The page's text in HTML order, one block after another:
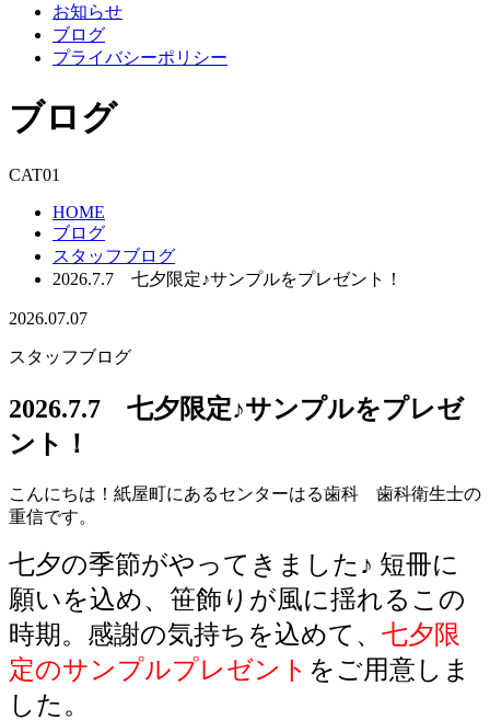
お知らせ
ブログ
プライバシーポリシー
ブログ
CAT01
HOME
ブログ
スタッフブログ
2026.7.7 七夕限定♪サンプルをプレゼント！
2026.07.07
スタッフブログ
2026.7.7 七夕限定♪サンプルをプレゼ
ント！
こんにちは！紙屋町にあるセンターはる歯科 歯科衛生士の
重信です。
七夕の季節がやってきました♪ 短冊に
願いを込め、笹飾りが風に揺れるこの
時期。感謝の気持ちを込めて、 七夕限
定のサンプルプレゼント をご用意しま
した。